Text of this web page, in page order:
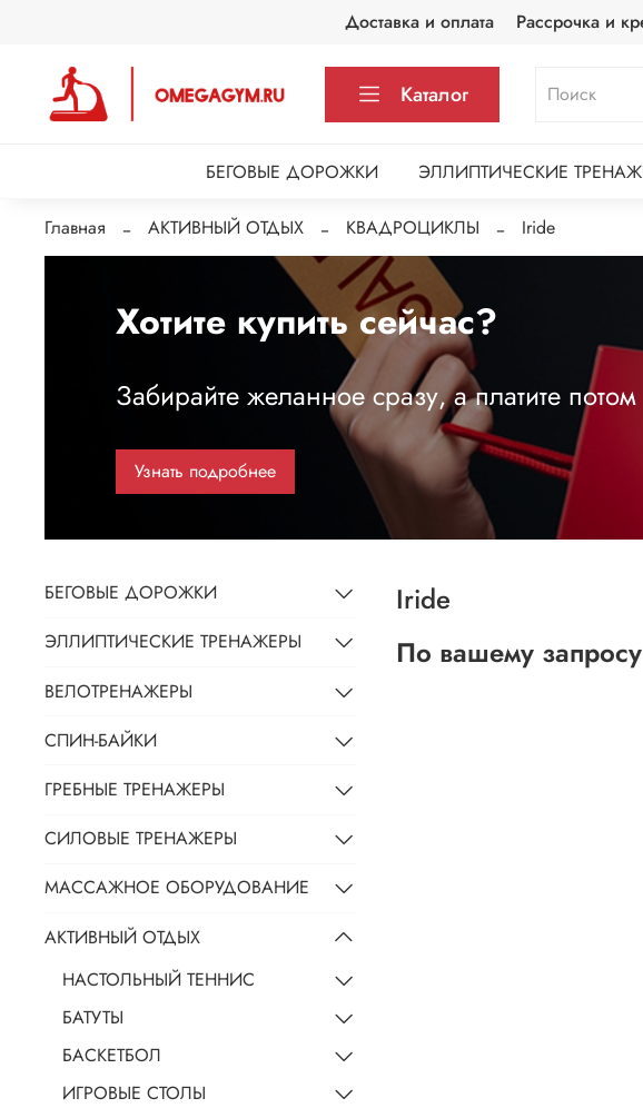
Доставка и оплата Рассрочка и
Каталог
БЕГОВЫЕ ДОРОЖКИ ЭЛЛИПТИЧЕСКИЕ
Главная АКТИВНЫЙ ОТДЫХ КВАДРОЦИКЛЫ Iride
Хотите купить сейчас?
Забирайте желанное сразу, а платите потом
Узнать подробнее
Iride
По вашему
БЕГОВЫЕ ДОРОЖКИ
ЭЛЛИПТИЧЕСКИЕ ТРЕНАЖЕРЫ
ВЕЛОТРЕНАЖЕРЫ
СПИН-БАЙКИ
ГРЕБНЫЕ ТРЕНАЖЕРЫ
СИЛОВЫЕ ТРЕНАЖЕРЫ
МАССАЖНОЕ ОБОРУДОВАНИЕ
АКТИВНЫЙ ОТДЫХ
НАСТОЛЬНЫЙ ТЕННИС
БАТУТЫ
БАСКЕТБОЛ
ИГРОВЫЕ СТОЛЫ